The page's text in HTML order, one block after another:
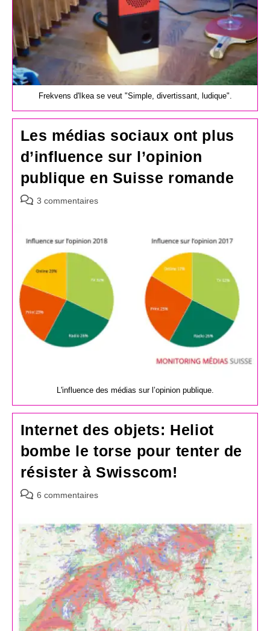
Frekvens d'Ikea se veut "Simple, divertissant, ludique".
Les médias sociaux ont plus
d’influence sur l’opinion
publique en Suisse romande
Commentaires
publication :
3 commentaires
L'influence des médias sur l’opinion publique.
Internet des objets: Heliot
bombe le torse pour tenter de
résister à Swisscom!
Commentaires
publication :
6 commentaires